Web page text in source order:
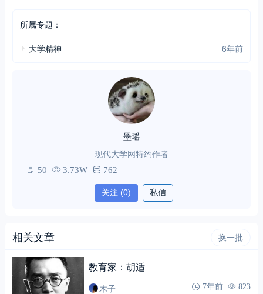
所属专题：
大学精神 6年前
墨瑶
现代大学网特约作者
50 3.73W 762
关注 (0) 私信
相关文章 换一批
教育家：胡适
木子 7年前 823